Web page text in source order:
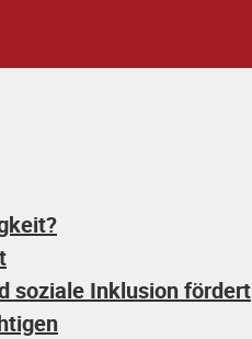
soziale Inklusion fördert